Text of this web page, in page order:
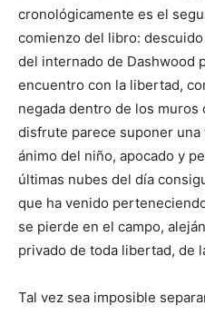
cronológicamente es el
comienzo del libro:
del internado de Dashwood
encuentro con la libertad,
negada dentro de los
disfrute parece suponer
ánimo del niño, apocado y
últimas nubes del día
que ha venido
se pierde en el campo,
privado de toda libertad, de
Tal vez sea imposible